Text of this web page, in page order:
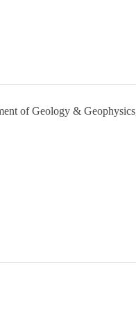
Geology & Geophysics,